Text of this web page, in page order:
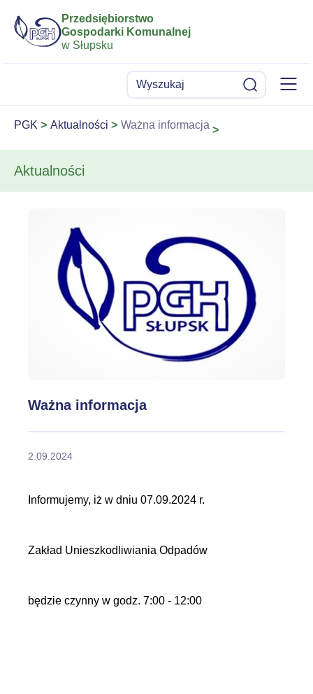
Przedsiębiorstwo
Gospodarki Komunalnej
w Słupsku
Wyszukaj Szukaj Menu
PGK Aktualności Ważna informacja
Aktualności
Ważna informacja
2.09.2024
Informujemy, iż w dniu 07.09.2024 r.
Zakład Unieszkodliwiania Odpadów
będzie czynny w godz. 7:00 - 12:00